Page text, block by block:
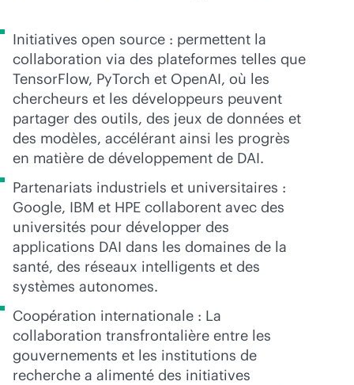
Initiatives open source : permettent la
collaboration via des plateformes telles que
TensorFlow, PyTorch et OpenAI, où les
chercheurs et les développeurs peuvent
partager des outils, des jeux de données et
des modèles, accélérant ainsi les progrès
en matière de développement de DAI.
Partenariats industriels et universitaires :
Google, IBM et HPE collaborent avec des
universités pour développer des
applications DAI dans les domaines de la
santé, des réseaux intelligents et des
systèmes autonomes.
Coopération internationale : La
collaboration transfrontalière entre les
gouvernements et les institutions de
recherche a alimenté des initiatives